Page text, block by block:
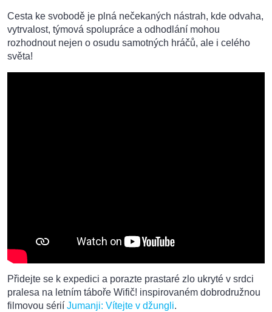
Cesta ke svobodě je plná nečekaných nástrah, kde odvaha,
vytrvalost, týmová spolupráce a odhodlání mohou
rozhodnout nejen o osudu samotných hráčů, ale i celého
světa!
Přidejte se k expedici a porazte prastaré zlo ukryté v srdci
pralesa na letním táboře Wifič! inspirovaném dobrodružnou
filmovou sérií Jumanji: Vítejte v džungli.